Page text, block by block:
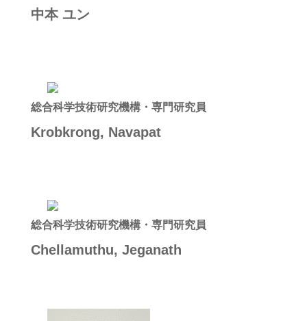
中本 ユン
総合科学技術研究機構・専門研究員
Krobkrong, Navapat
総合科学技術研究機構・専門研究員
Chellamuthu, Jeganath